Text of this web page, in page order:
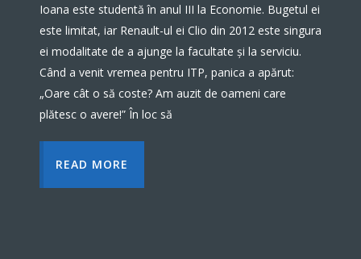
Ioana este studentă în anul III la Economie. Bugetul ei
este limitat, iar Renault-ul ei Clio din 2012 este singura
ei modalitate de a ajunge la facultate și la serviciu.
Când a venit vremea pentru ITP, panica a apărut:
„Oare cât o să coste? Am auzit de oameni care
plătesc o avere!” În loc să
READ MORE